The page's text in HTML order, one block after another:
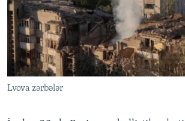
Lvova zərbələr